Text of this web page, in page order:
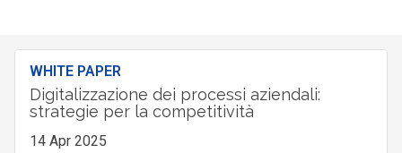
WHITE PAPER
Digitalizzazione dei processi aziendali:
strategie per la competitività
14 Apr 2025